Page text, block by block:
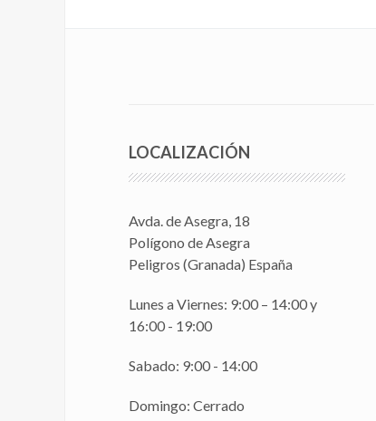
LOCALIZACIÓN
Avda. de Asegra, 18
Polígono de Asegra
Peligros (Granada) España
Lunes a Viernes: 9:00 – 14:00 y
16:00 - 19:00
Sabado: 9:00 - 14:00
Domingo: Cerrado